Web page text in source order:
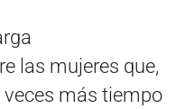
las mujeres que,
veces más tiempo